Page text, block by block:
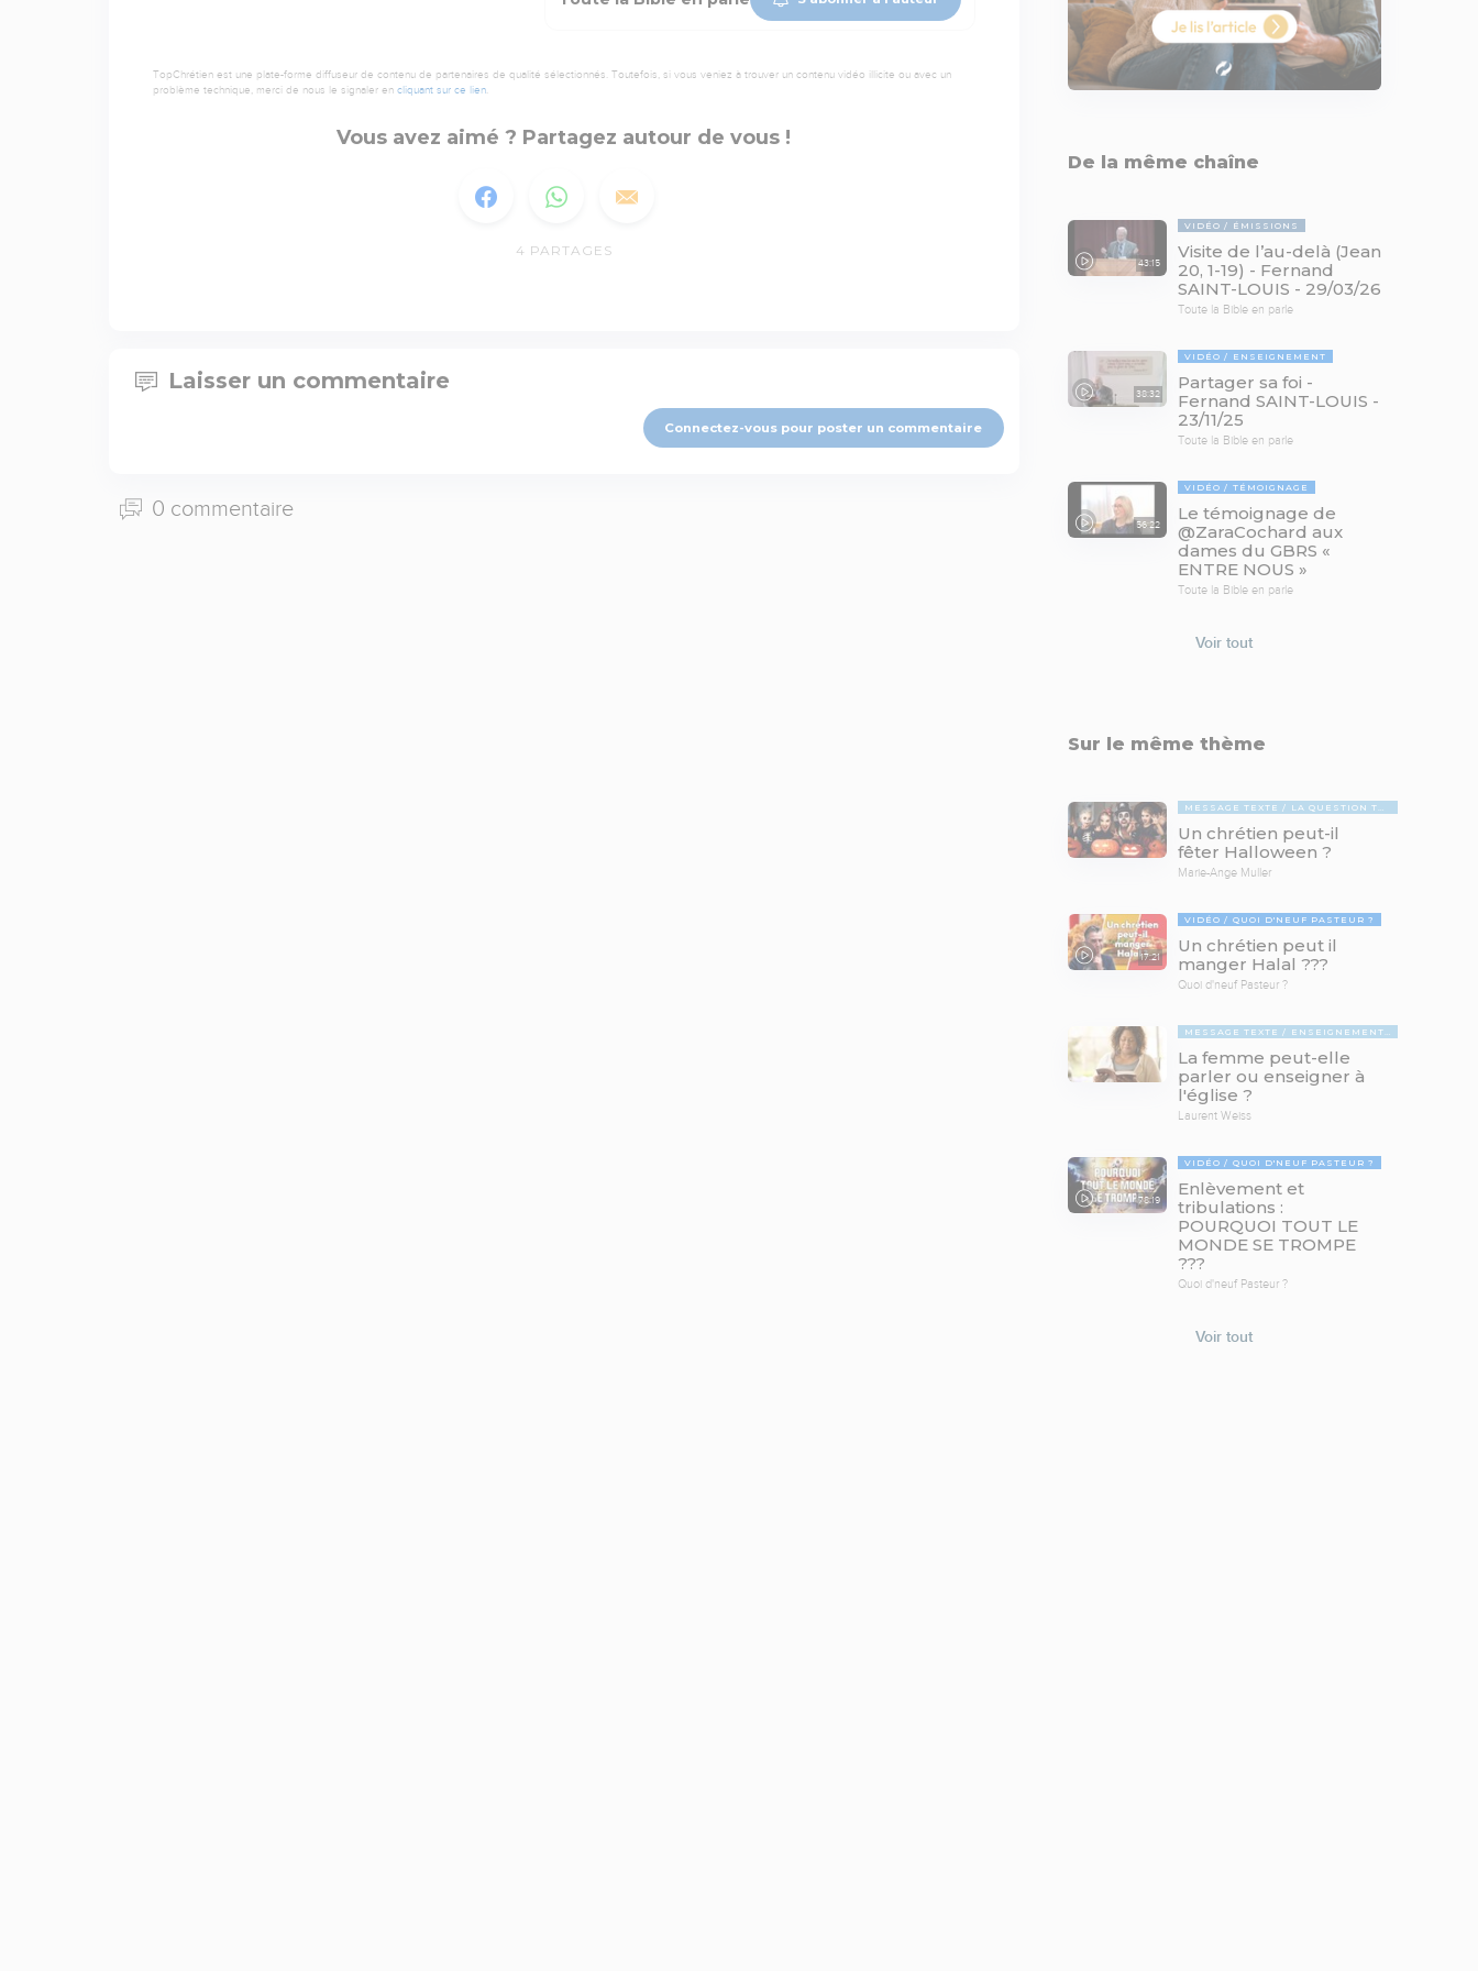
TopChrétien est une plate-forme diffuseur de contenu de partenaires de qualité sélectionnés. Toutefois, si vous veniez à trouver un contenu vidéo illicite ou avec un
problème technique, merci de nous le signaler en cliquant sur ce lien.
Vous avez aimé ? Partagez autour de vous !
4 PARTAGES
Laisser un commentaire
Connectez-vous pour poster un commentaire
0 commentaire
De la même chaîne
43:15
VIDÉO ÉMISSIONS
Visite de l’au-delà (Jean
20, 1-19) - Fernand
SAINT-LOUIS - 29/03/26
Toute la Bible en parle
38:32
VIDÉO ENSEIGNEMENT
Partager sa foi -
Fernand SAINT-LOUIS -
23/11/25
Toute la Bible en parle
56:22
VIDÉO TÉMOIGNAGE
Le témoignage de
@ZaraCochard aux
dames du GBRS «
ENTRE NOUS »
Toute la Bible en parle
Voir tout
Sur le même thème
MESSAGE TEXTE LA QUESTION TABOUE
Un chrétien peut-il
fêter Halloween ?
Marie-Ange Muller
17:21
VIDÉO QUOI D'NEUF PASTEUR ?
Un chrétien peut il
manger Halal ???
Quoi d'neuf Pasteur ?
MESSAGE TEXTE ENSEIGNEMENTS BIBLIQUES
La femme peut-elle
parler ou enseigner à
l'église ?
Laurent Weiss
78:19
VIDÉO QUOI D'NEUF PASTEUR ?
Enlèvement et
tribulations :
POURQUOI TOUT LE
MONDE SE TROMPE
???
Quoi d'neuf Pasteur ?
Voir tout